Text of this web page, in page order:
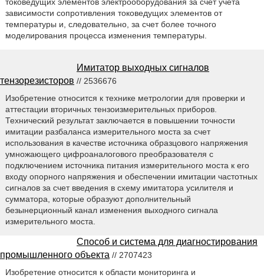
токоведущих элементов электрооборудования за счет учета
зависимости сопротивления токоведущих элементов от
температуры и, следовательно, за счет более точного
моделирования процесса изменения температуры.
Имитатор выходных сигналов
тензорезисторов // 2536676
Изобретение относится к технике метрологии для проверки и
аттестации вторичных тензоизмерительных приборов.
Технический результат заключается в повышении точности
имитации разбаланса измерительного моста за счет
использования в качестве источника образцового напряжения
умножающего цифроаналогового преобразователя с
подключением источника питания измерительного моста к его
входу опорного напряжения и обеспечении имитации частотных
сигналов за счет введения в схему имитатора усилителя и
сумматора, которые образуют дополнительный
безынерционный канал изменения выходного сигнала
измерительного моста.
Способ и система для диагностирования
промышленного объекта // 2707423
Изобретение относится к области мониторинга и